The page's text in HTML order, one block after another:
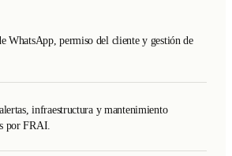
WhatsApp, permiso del cliente y gestión de
infraestructura y mantenimiento
por FRAI.